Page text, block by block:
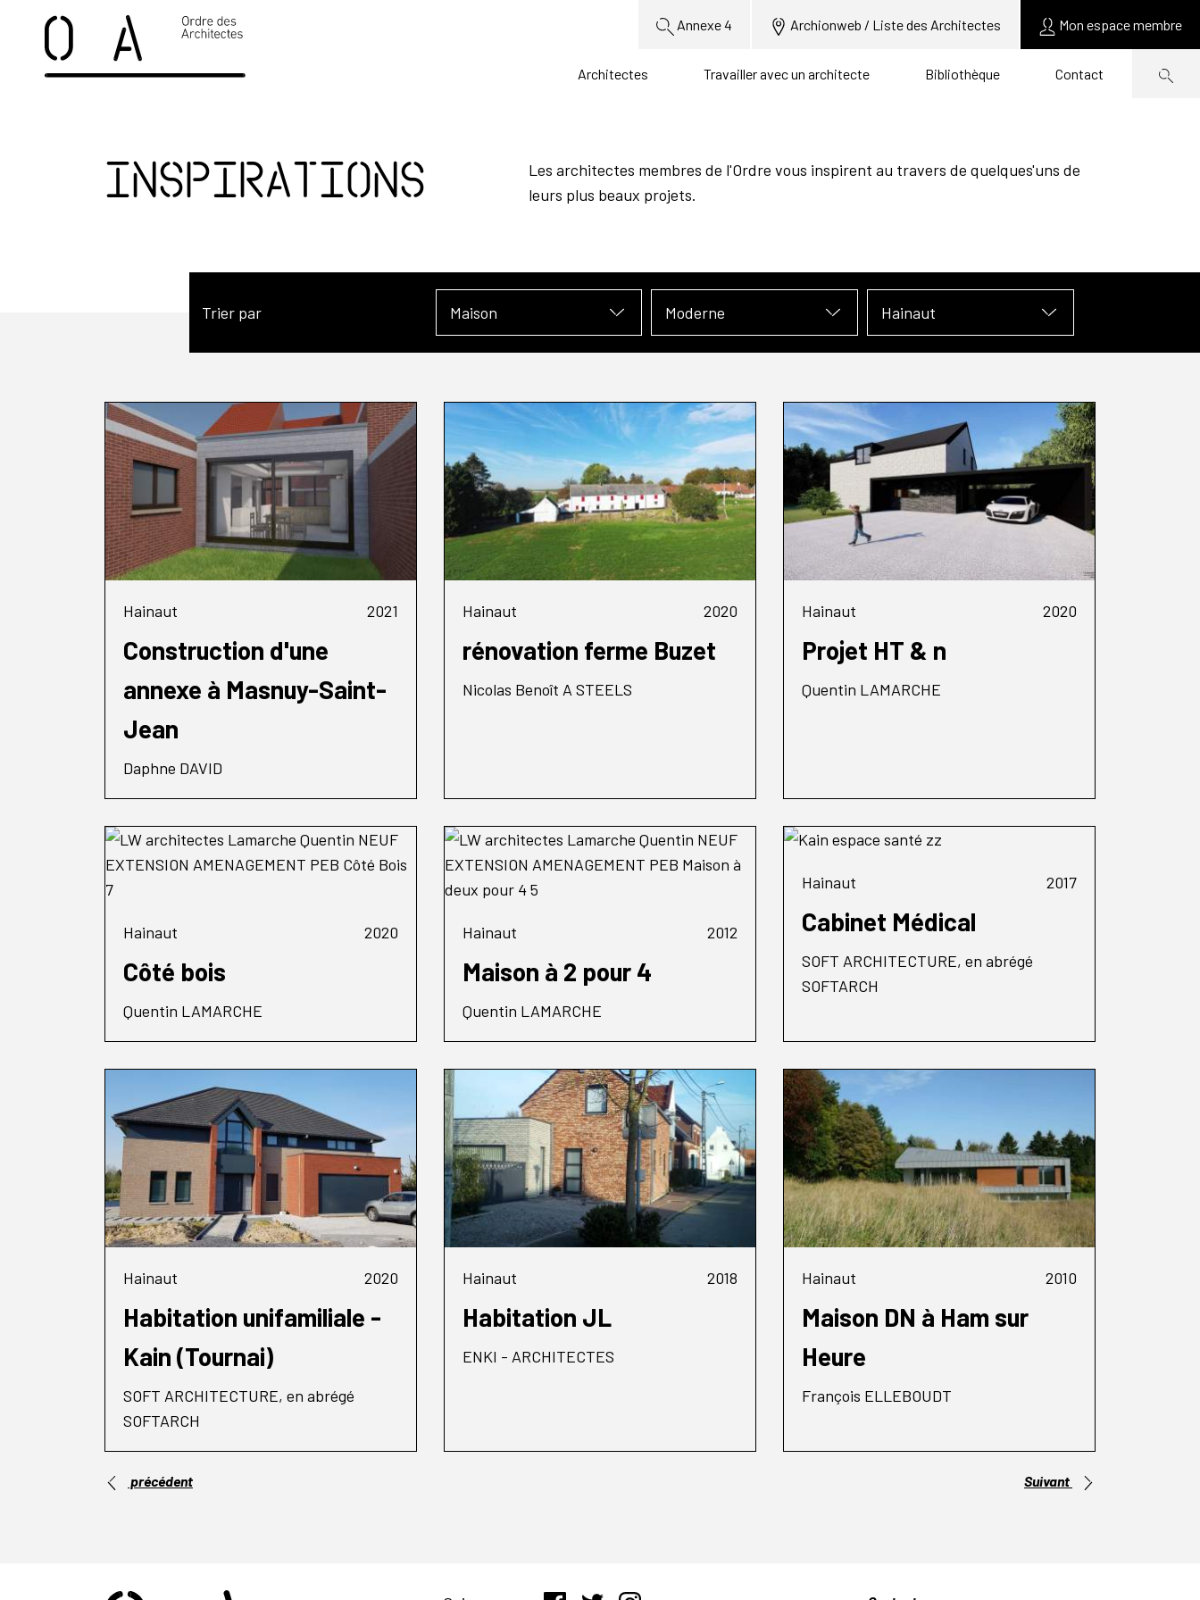
Annexe 4 Archionweb / Liste des Architectes Mon espace membre
Architectes Travailler avec un architecte Bibliothèque Contact
Inspirations
Les architectes membres de l'Ordre vous inspirent au travers de quelques'uns de
leurs plus beaux projets.
Trier par Maison Moderne Hainaut
Hainaut 2021
Construction d'une
annexe à Masnuy-Saint-
Jean
Daphne DAVID
Hainaut 2020
rénovation ferme Buzet
Nicolas Benoît A STEELS
Hainaut 2020
Projet HT & n
Quentin LAMARCHE
Hainaut 2020
Côté bois
Quentin LAMARCHE
Hainaut 2012
Maison à 2 pour 4
Quentin LAMARCHE
Hainaut 2017
Cabinet Médical
SOFT ARCHITECTURE, en abrégé
SOFTARCH
Hainaut 2020
Habitation unifamiliale -
Kain (Tournai)
SOFT ARCHITECTURE, en abrégé
SOFTARCH
Hainaut 2018
Habitation JL
ENKI - ARCHITECTES
Hainaut 2010
Maison DN à Ham sur
Heure
François ELLEBOUDT
précédent Suivant